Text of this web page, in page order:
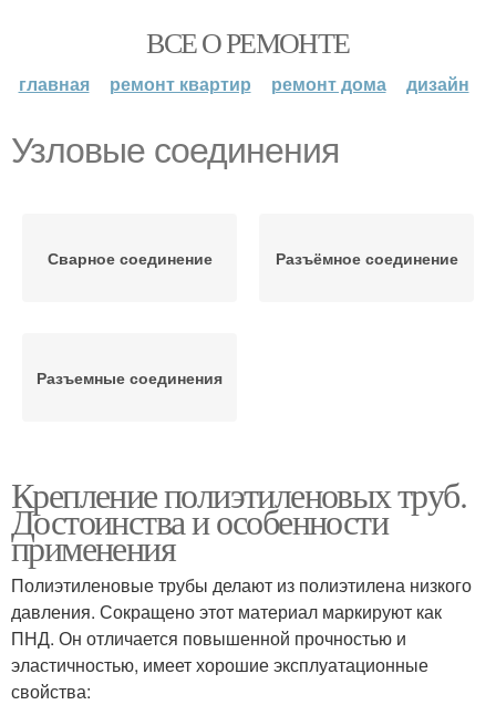
ВСЕ О РЕМОНТЕ
главная ремонт квартир ремонт дома дизайн
Узловые соединения
Сварное соединение Разъёмное соединение
Разъемные соединения
Крепление полиэтиленовых труб.
Достоинства и особенности
применения
Полиэтиленовые трубы делают из полиэтилена низкого
давления. Сокращено этот материал маркируют как
ПНД. Он отличается повышенной прочностью и
эластичностью, имеет хорошие эксплуатационные
свойства: